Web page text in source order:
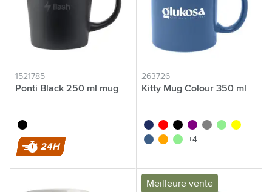
1521785
Ponti Black 250 ml mug
noir
24H
263726
Kitty Mug Colour 350 ml
marine foncé
rouge rouge
noir pourpre
gris vert jaune
bleu/bleu
orangevert clair
+4
Meilleure vente